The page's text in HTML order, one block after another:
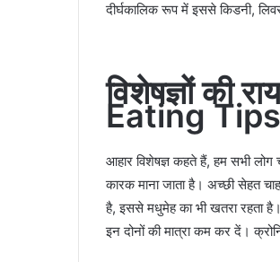
दीर्घकालिक रूप में इससे किडनी,
विशेषज्ञों की
Eating
आहार विशेषज्ञ कहते हैं, हम सभी
कारक माना जाता है। अच्छी सेहत
है, इससे मधुमेह का भी खतरा रहता
इन दोनों की मात्रा कम कर दें।